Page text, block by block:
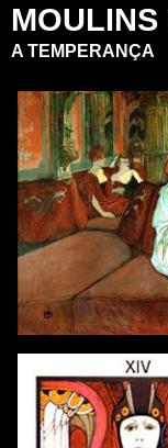
MOULINS
A TEMPERANÇA